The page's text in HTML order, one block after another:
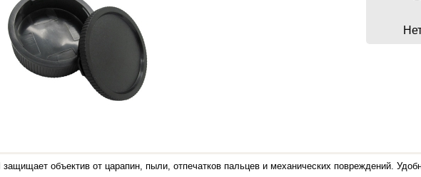
защищает объектив от царапин, пыли, отпечатков пальцев и механических повреждений.